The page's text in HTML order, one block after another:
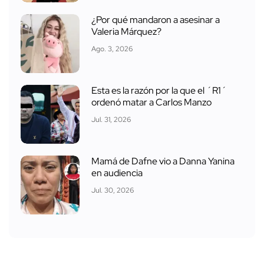
¿Por qué mandaron a asesinar a
Valeria Márquez?
Ago. 3, 2026
Esta es la razón por la que el ´R1´
ordenó matar a Carlos Manzo
Jul. 31, 2026
Mamá de Dafne vio a Danna Yanina
en audiencia
Jul. 30, 2026